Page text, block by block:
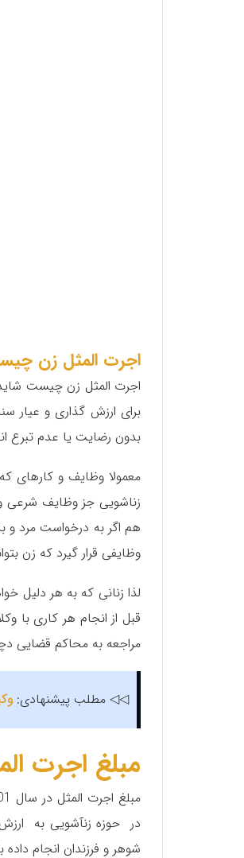
اجرت المثل زن
اجرت المثل زن چیست
برای ارزش گذاری و عیار
بدون رضایت یا عدم تبرع
معمولا وظایف و کارهای
زناشویی جز وظایف شرعی
هم اگر به درخواست مرد و
وظایفی قرار گیرد که زن
لذا زنانی که به هر دلیل
قبل از انجام هر کاری با
مراجعه به محاکم قضایی
◁◁ مطلب پیشنهادی:
مبلغ اجرت
در حوزه زنآشویی به
شوهر و فرزندان انجام داده